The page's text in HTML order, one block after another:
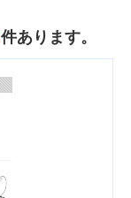
件あります。